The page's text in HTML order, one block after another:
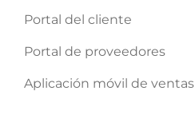
Portal del cliente
Portal de proveedores
Aplicación móvil de ventas